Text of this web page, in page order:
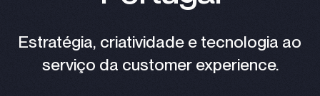
Contactos
Estratégia, criatividade e tecnologia ao
serviço da customer experience.